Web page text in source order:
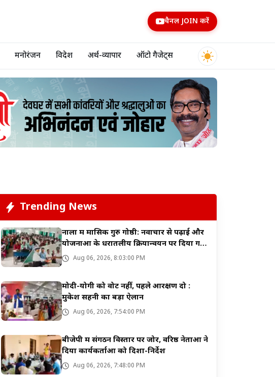
चैनल JOIN करें
मनोरंजन विदेश अर्थ-व्यापार ऑटो गैजेट्स
❯
Trending News
नाला में मासिक गुरु गोष्ठी: नवाचार से पढ़ाई और
योजनाओं के धरातलीय क्रियान्वयन पर दिया गया
जोरAug 06, 2026, 8:03:00 PM
मोदी-योगी को वोट नहीं, पहले आरक्षण दो :
मुकेश सहनी का बड़ा ऐलान
Aug 06, 2026, 7:54:00 PM
बीजेपी में संगठन विस्तार पर जोर, वरिष्ठ नेताओं ने
दिया कार्यकर्ताओं को दिशा-निर्देश
Aug 06, 2026, 7:48:00 PM